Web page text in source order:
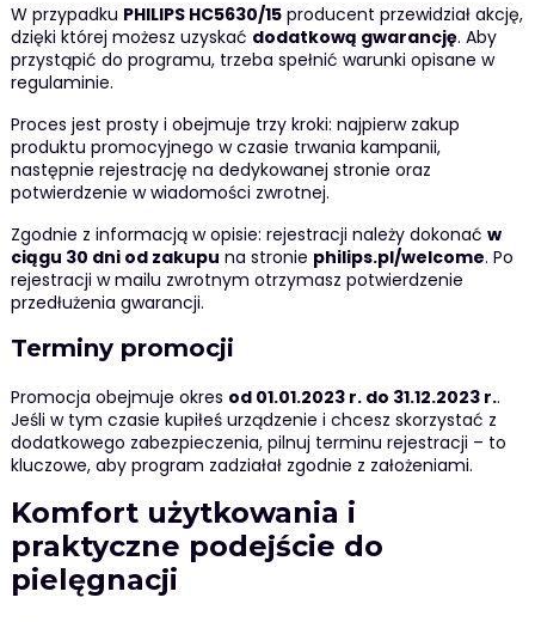
W przypadku PHILIPS HC5630/15producent przewidział akcję,
dzięki której możesz uzyskać dodatkową gwarancję. Aby
przystąpić do programu, trzeba spełnić warunki opisane w
regulaminie.
Proces jest prosty i obejmuje trzy kroki: najpierw zakup
produktu promocyjnego w czasie trwania kampanii,
następnie rejestrację na dedykowanej stronie oraz
potwierdzenie w wiadomości zwrotnej.
Zgodnie z informacją w opisie: rejestracji należy dokonać w
ciągu 30 dni od zakupu na stronie philips.pl/welcome. Po
rejestracji w mailu zwrotnym otrzymasz potwierdzenie
przedłużenia gwarancji.
Terminy promocji
Promocja obejmuje okres od 01.01.2023 r. do 31.12.2023 r..
Jeśli w tym czasie kupiłeś urządzenie i chcesz skorzystać z
dodatkowego zabezpieczenia, pilnuj terminu rejestracji – to
kluczowe, aby program zadziałał zgodnie z założeniami.
Komfort użytkowania i
praktyczne podejście do
pielęgnacji